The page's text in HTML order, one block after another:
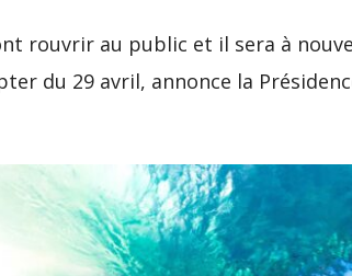
rouvrir au public et il sera à
du 29 avril, annonce la